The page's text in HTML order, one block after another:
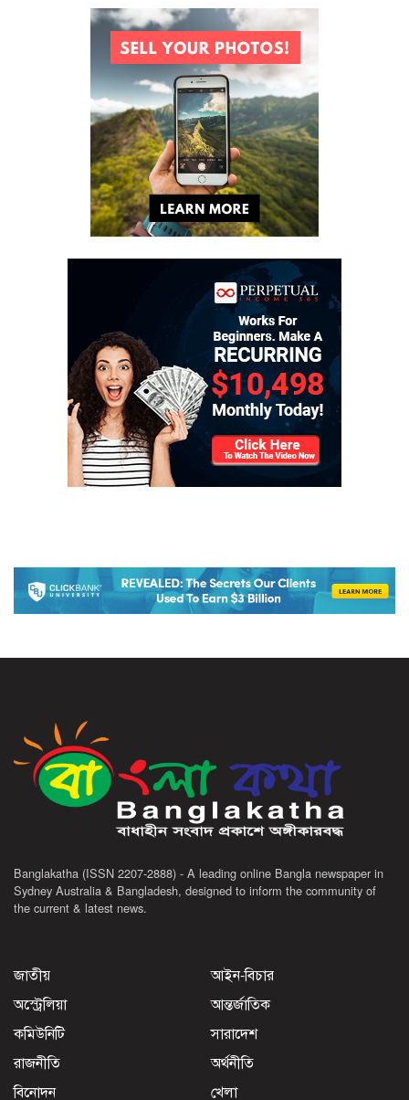
Banglakatha (ISSN 2207-2888) - A leading online Bangla newspaper in
Sydney Australia & Bangladesh, designed to inform the community of
the current & latest news.
জাতীয়
আইন-বিচার
অস্ট্রেলিয়া
আন্তর্জাতিক
কমিউনিটি
সারাদেশ
রাজনীতি
অর্থনীতি
বিনোদন
খেলা